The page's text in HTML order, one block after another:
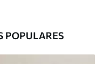
POPULARES